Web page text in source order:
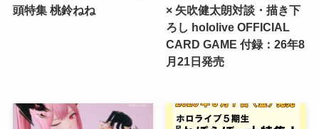
頭特集 桃鈴ねね
× 矢吹健太朗対談・描き下
ろし hololive OFFICIAL
CARD GAME 付録：26年8
月21日発売